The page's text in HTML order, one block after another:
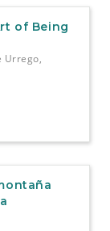
of Being
Urrego,